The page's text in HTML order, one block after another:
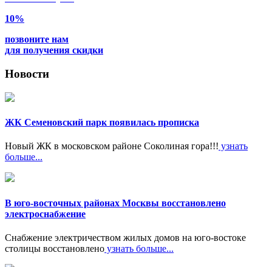
10%
позвоните нам
для получения скидки
Новости
ЖК Семеновский парк появилась прописка
Новый ЖК в московском районе Соколиная гора!!! узнать
больше...
В юго-восточных районах Москвы восстановлено
электроснабжение
Снабжение электричеством жилых домов на юго-востоке
столицы восстановлено узнать больше...